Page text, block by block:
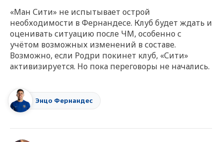
«Ман Сити» не испытывает острой
необходимости в Фернандесе. Клуб будет ждать и
оценивать ситуацию после ЧМ, особенно с
учётом возможных изменений в составе.
Возможно, если Родри покинет клуб, «Сити»
активизируется. Но пока переговоры не начались.
Энцо Фернандес